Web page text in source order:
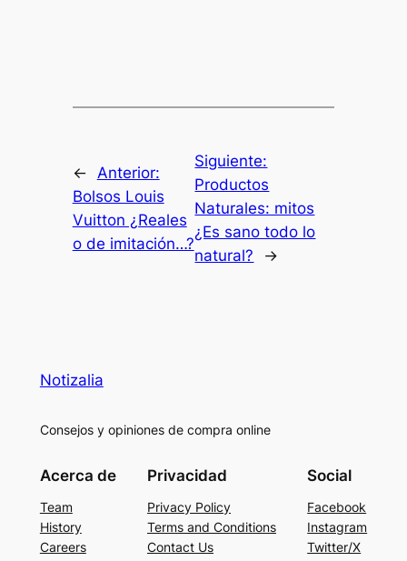
← Anterior:
Bolsos Louis
Vuitton ¿Reales
o de imitación…?
Siguiente:
Productos
Naturales: mitos
¿Es sano todo lo
natural?
→
Notizalia
Consejos y opiniones de compra online
Acerca de
Team
History
Careers
Privacidad
Privacy Policy
Terms and Conditions
Contact Us
Social
Facebook
Instagram
Twitter/X